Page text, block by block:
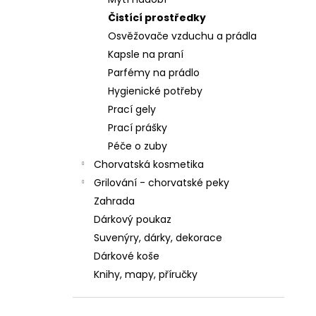
Čistící prostředky
Osvěžovače vzduchu a prádla
Kapsle na praní
Parfémy na prádlo
Hygienické potřeby
Prací gely
Prací prášky
Péče o zuby
Chorvatská kosmetika
Grilování - chorvatské peky
Zahrada
Dárkový poukaz
Suvenýry, dárky, dekorace
Dárkové koše
Knihy, mapy, příručky
BIS BY ORNEL GOLDEN DREAM 400 ML
6,69 €